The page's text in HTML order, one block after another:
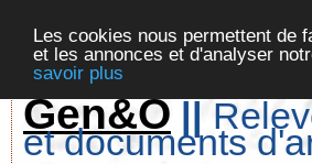
Les cookies nous permettent de
et les annonces et d'analyser
savoir plus
Gen&O ||
et documents